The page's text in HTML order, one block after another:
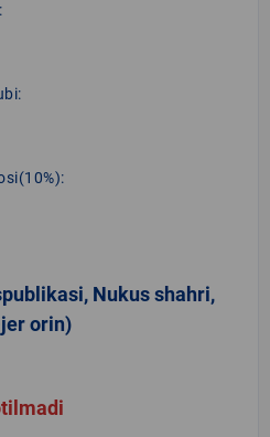
Nukus shahri,
orin)